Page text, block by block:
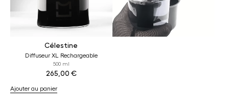
Célestine
Diffuseur XL Rechargeable
500 ml
265,00 €
Ajouter au panier